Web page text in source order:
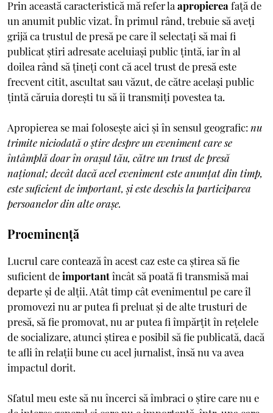
Prin această caracteristică mă refer la apropierea față de
un anumit public vizat. În primul rând, trebuie să aveți
grijă ca trustul de presă pe care îl selectați să mai fi
publicat știri adresate aceluiași public țintă, iar în al
doilea rând să țineți cont că acel trust de presă este
frecvent citit, ascultat sau văzut, de către același public
țintă căruia dorești tu să îi transmiți povestea ta.
Apropierea se mai folosește aici și în sensul geografic:nu
trimite niciodată o știre despre un eveniment care se
întâmplă doar în orașul tău, către un trust de presă
național; decât dacă acel eveniment este anunțat din timp,
este suficient de important, și este deschis la participarea
persoanelor din alte orașe.
Proeminență
Lucrul care contează în acest caz este ca știrea să fie
suficient deimportantîncât să poată fi transmisă mai
departe și de alții. Atât timp cât evenimentul pe care îl
promovezi nu ar putea fi preluat și de alte trusturi de
presă, să fie promovat, nu ar putea fi împărțit în rețelele
de socializare, atunci știrea e posibil să fie publicată, dacă
te afli în relații bune cu acel jurnalist, însă nu va avea
impactul dorit.
Sfatul meu este să nu încerci să îmbraci o știre care nu e